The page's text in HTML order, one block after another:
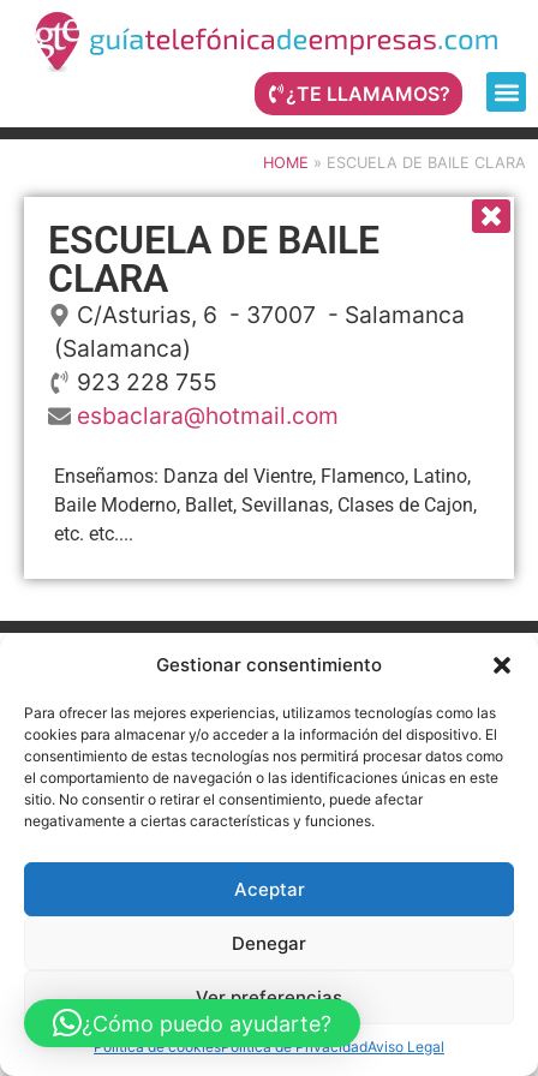
Gestionar consentimiento
Para ofrecer las mejores experiencias, utilizamos tecnologías como las
cookies para almacenar y/o acceder a la información del dispositivo. El
consentimiento de estas tecnologías nos permitirá procesar datos como
el comportamiento de navegación o las identificaciones únicas en este
sitio. No consentir o retirar el consentimiento, puede afectar
negativamente a ciertas características y funciones.
Aceptar
Denegar
Ver preferencias
Política de cookiesPolítica de PrivacidadAviso Legal
¿TE LLAMAMOS?
HOME » ESCUELA DE BAILE CLARA
ESCUELA DE BAILE
CLARA
C/Asturias, 6 - 37007 - Salamanca
(Salamanca)
923 228 755
esbaclara@hotmail.com
Enseñamos: Danza del Vientre, Flamenco, Latino,
Baile Moderno, Ballet, Sevillanas, Clases de Cajon,
etc. etc....
Política de Privacidad
Política de Cookies
FINANCIADO POR LA UNIÓN EUROPEA CON EL PROGRAMA KIT
DIGITAL POR LOS FONDOS NEXT GENERATION (EU) DEL
MECANISMO DE RECUPERACIÓN Y RESILENCIA
© Guia Telefónica de Empresas – Todos los derechos reservados.
¿Cómo puedo ayudarte?